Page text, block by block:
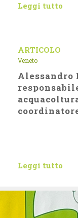
Leggi tutto
ARTICOLO
Veneto
Alessandro
Leggi tutto